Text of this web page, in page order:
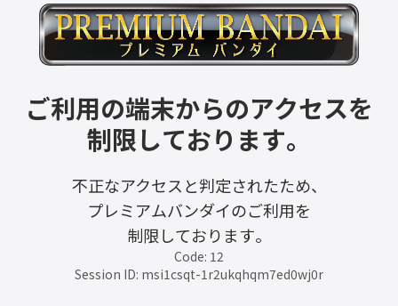
ご利用の端末からのアクセスを
制限しております。
不正なアクセスと判定されたため、
プレミアムバンダイのご利用を
制限しております。
Code: 12
Session ID: msi1csqt-1r2ukqhqm7ed0wj0r